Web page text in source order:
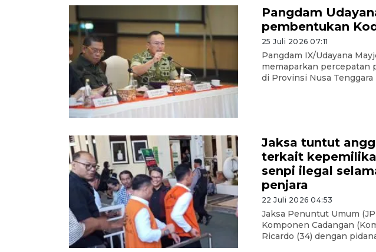
Pangdam
pembentukan
25 Juli 2026 07:11
Pangdam IX/Udayana
memaparkan percepatan
di Provinsi Nusa Tenggara
Jaksa tuntut
terkait
senpi ilegal
penjara
22 Juli 2026 04:53
Jaksa Penuntut Umum
Komponen Cadangan
Ricardo (34) dengan